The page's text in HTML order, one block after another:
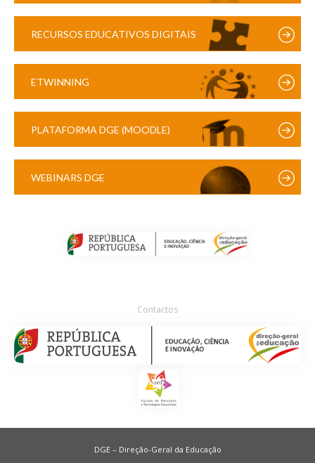
RECURSOS EDUCATIVOS DIGITAIS
ETWINNING
PLATAFORMA DGE (MOODLE)
WEBINARS DGE
Contactos
DGE – Direção-Geral da Educação